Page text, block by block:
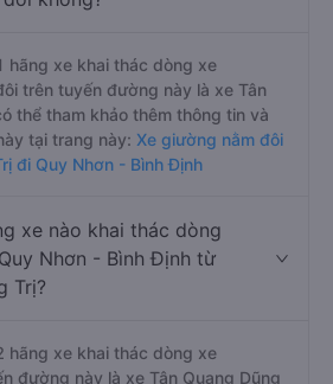
hãng xe khai thác dòng xe
trên tuyến đường này là xe Tân
thể tham khảo thêm thông tin và
tại trang này: Xe giường nằm đôi
đi Quy Nhơn - Bình Định
xe nào khai thác dòng
Nhơn - Bình Định từ
Trị?
hãng xe khai thác dòng xe
đường này là xe Tân Quang Dũng